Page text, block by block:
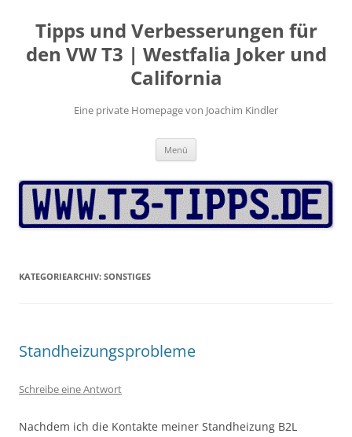
springen
Tipps und Verbesserungen für
den VW T3 | Westfalia Joker und
California
Eine private Homepage von Joachim Kindler
Menü
KATEGORIEARCHIV: SONSTIGES
Standheizungsprobleme
Schreibe eine Antwort
Nachdem ich die Kontakte meiner Standheizung B2L